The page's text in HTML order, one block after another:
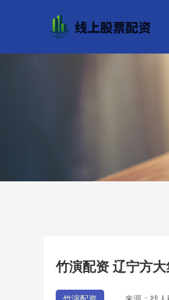
竹演配资 辽宁方